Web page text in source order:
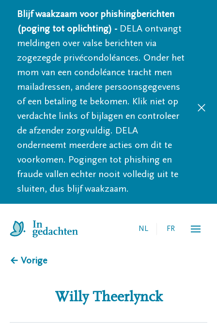
Blijf waakzaam voor phishingberichten
(poging tot oplichting) - DELA ontvangt
meldingen over valse berichten via
zogezegde privécondoléances. Onder het
mom van een condoléance tracht men
mailadressen, andere persoonsgegevens
of een betaling te bekomen. Klik niet op
verdachte links of bijlagen en controleer
de afzender zorgvuldig. DELA
onderneemt meerdere acties om dit te
voorkomen. Pogingen tot phishing en
fraude vallen echter nooit volledig uit te
sluiten, dus blijf waakzaam.
NL FR
← Vorige
Willy Theerlynck